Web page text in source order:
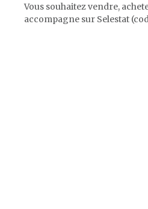
Vous souhaitez vendre,
accompagne sur Selestat